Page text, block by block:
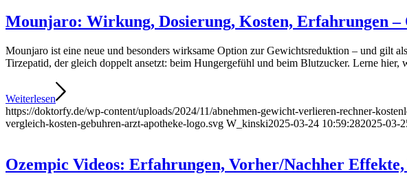
Mounjaro: Wirkung, Dosierung, Kosten, Erfahrungen –
Mounjaro ist eine neue und besonders wirksame Option zur Gewichtsreduktion – und gilt
Tirzepatid, der gleich doppelt ansetzt: beim Hungergefühl und beim Blutzucker. Lerne
Weiterlesen
https://doktorfy.de/wp-content/uploads/2024/11/abnehmen-gewicht-verlieren-rechner-
vergleich-kosten-gebuhren-arzt-apotheke-logo.svg W_kinski2025-03-24 10:59:282025-03-
Ozempic Videos: Erfahrungen, Vorher/Nachher